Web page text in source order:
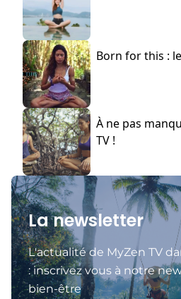
Born for this :
À ne pas
TV !
La newsletter
L'actualité de MyZen TV
: inscrivez vous à notre
bien-être